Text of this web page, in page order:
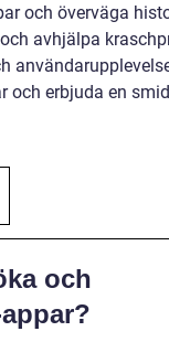
och överväga
avhjälpa
och erbjuda en
och